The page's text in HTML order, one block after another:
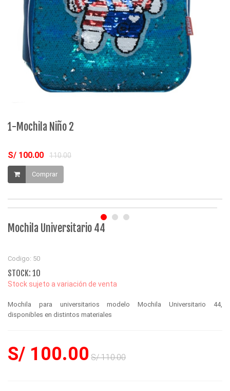
1-Mochila Niño 2
S/ 100.00 110.00
Comprar
Mochila Universitario 44
Codigo: 50
STOCK: 10
Stock sujeto a variación de venta
Mochila para universitarios modelo Mochila Universitario 44,
disponibles en distintos materiales
S/ 100.00 S/ 110.00